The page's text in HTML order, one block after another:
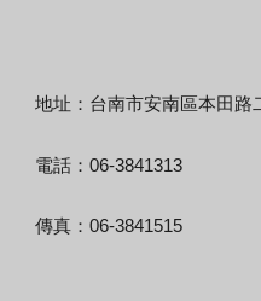
地址：台南市安南區本田路
電話：06-3841313
傳真：06-3841515